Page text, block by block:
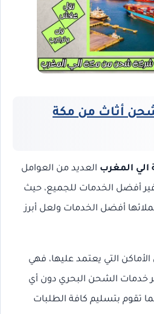
أثاث من مكة
المغرب العديد من العوامل
أفضل الخدمات للجميع، حيث
أفضل الخدمات ولعل أبرز
التي يعتمد عليها، فهي
خدمات الشحن البحري دون أي
تقوم بتسليم كافة الطلبات